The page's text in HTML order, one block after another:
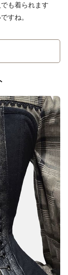
も着られます
すね。